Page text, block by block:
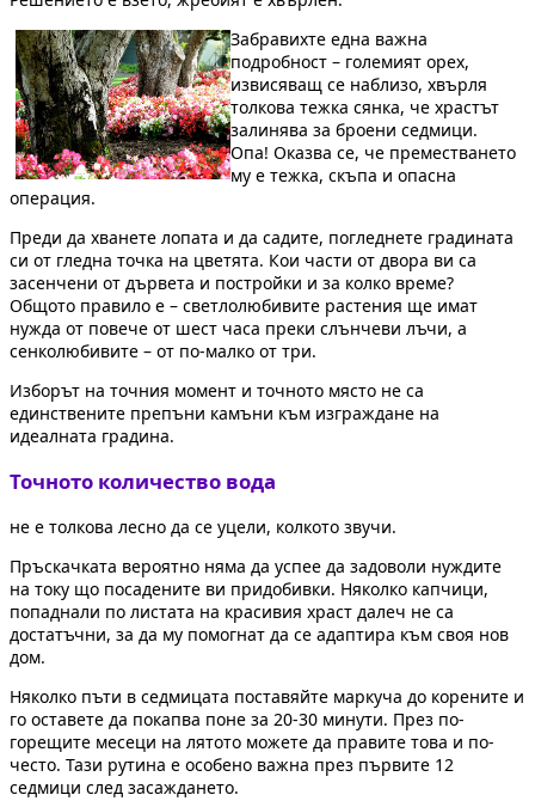
Забравихте една важна
подробност – големият орех,
извисяващ се наблизо, хвърля
толкова тежка сянка, че храстът
залинява за броени седмици.
Опа! Оказва се, че преместването
му е тежка, скъпа и опасна
операция.
Преди да хванете лопата и да садите, погледнете градината
си от гледна точка на цветята. Кои части от двора ви са
засенчени от дървета и постройки и за колко време?
Общото правило е – светлолюбивите растения ще имат
нужда от повече от шест часа преки слънчеви лъчи, а
сенколюбивите – от по-малко от три.
Изборът на точния момент и точното място не са
единствените препъни камъни към изграждане на
идеалната градина.
Точното количество вода
не е толкова лесно да се уцели, колкото звучи.
Пръскачката вероятно няма да успее да задоволи нуждите
на току що посадените ви придобивки. Няколко капчици,
попаднали по листата на красивия храст далеч не са
достатъчни, за да му помогнат да се адаптира към своя нов
дом.
Няколко пъти в седмицата поставяйте маркуча до корените и
го оставете да покапва поне за 20-30 минути. През по-
горещите месеци на лятото можете да правите това и по-
често. Тази рутина е особено важна през първите 12
седмици след засаждането.